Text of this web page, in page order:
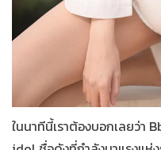
ในนาทีนี้เราต้องบอกเลยว่า